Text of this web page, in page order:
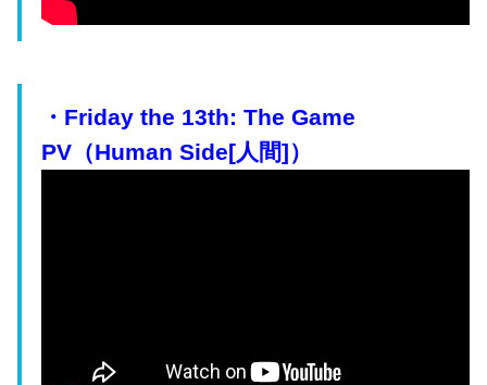
・Friday the 13th: The Game
PV（Human Side[人間]）